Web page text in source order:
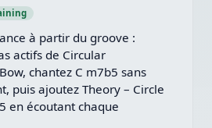
à partir du groove :
actifs de Circular
chantez C m7b5 sans
puis ajoutez Theory – Circle
en écoutant chaque